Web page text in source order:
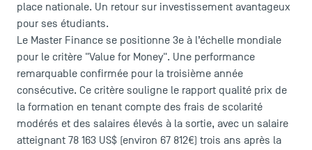
place nationale. Un retour sur investissement avantageux
pour ses étudiants.
Le Master Finance se positionne 3e à l’échelle mondiale
pour le critère "Value for Money". Une performance
remarquable confirmée pour la troisième année
consécutive. Ce critère souligne le rapport qualité prix de
la formation en tenant compte des frais de scolarité
modérés et des salaires élevés à la sortie, avec un salaire
atteignant 78 163 US$ (environ 67 812€) trois ans après la